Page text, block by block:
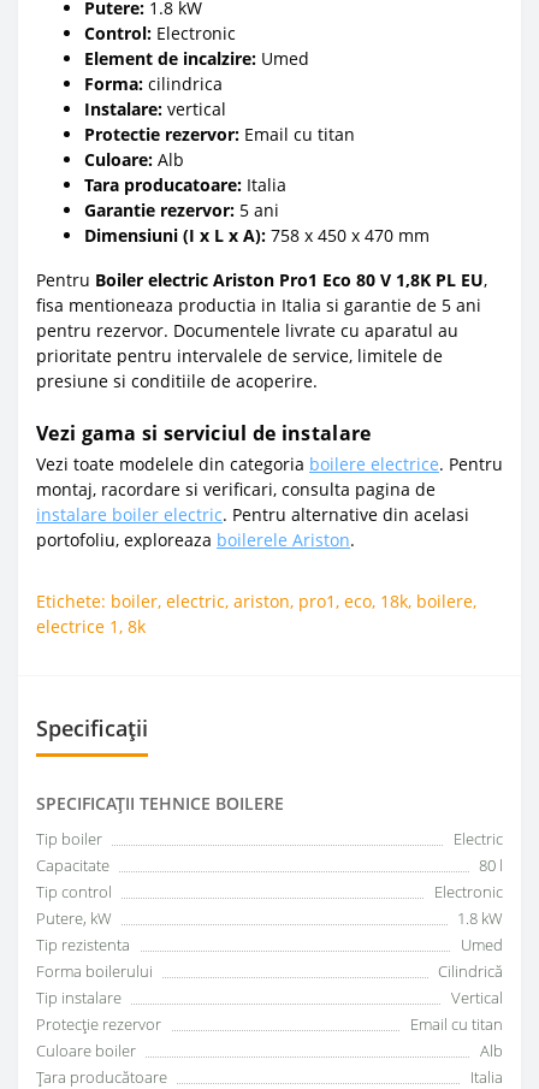
Putere: 1.8 kW
Control: Electronic
Element de incalzire: Umed
Forma: cilindrica
Instalare: vertical
Protectie rezervor: Email cu titan
Culoare: Alb
Tara producatoare: Italia
Garantie rezervor: 5 ani
Dimensiuni (I x L x A): 758 x 450 x 470 mm
Pentru Boiler electric Ariston Pro1 Eco 80 V 1,8K PL EU,
fisa mentioneaza productia in Italia si garantie de 5 ani
pentru rezervor. Documentele livrate cu aparatul au
prioritate pentru intervalele de service, limitele de
presiune si conditiile de acoperire.
Vezi gama si serviciul de instalare
Vezi toate modelele din categoria boilere electrice. Pentru
montaj, racordare si verificari, consulta pagina de
instalare boiler electric. Pentru alternative din acelasi
portofoliu, exploreaza boilerele Ariston.
Etichete: boiler, electric, ariston, pro1 , eco, 18k, boilere,
electrice 1 , 8k
Specificații
SPECIFICAŢII TEHNICE BOILERE
Tip boiler
Electric
Capacitate
80 l
Tip control
Electronic
Putere, kW
1.8 kW
Tip rezistenta
Umed
Forma boilerului
Сilindrică
Tip instalare
Vertical
Protecție rezervor
Email cu titan
Culoare boiler
Alb
Țara producătoare
Italia